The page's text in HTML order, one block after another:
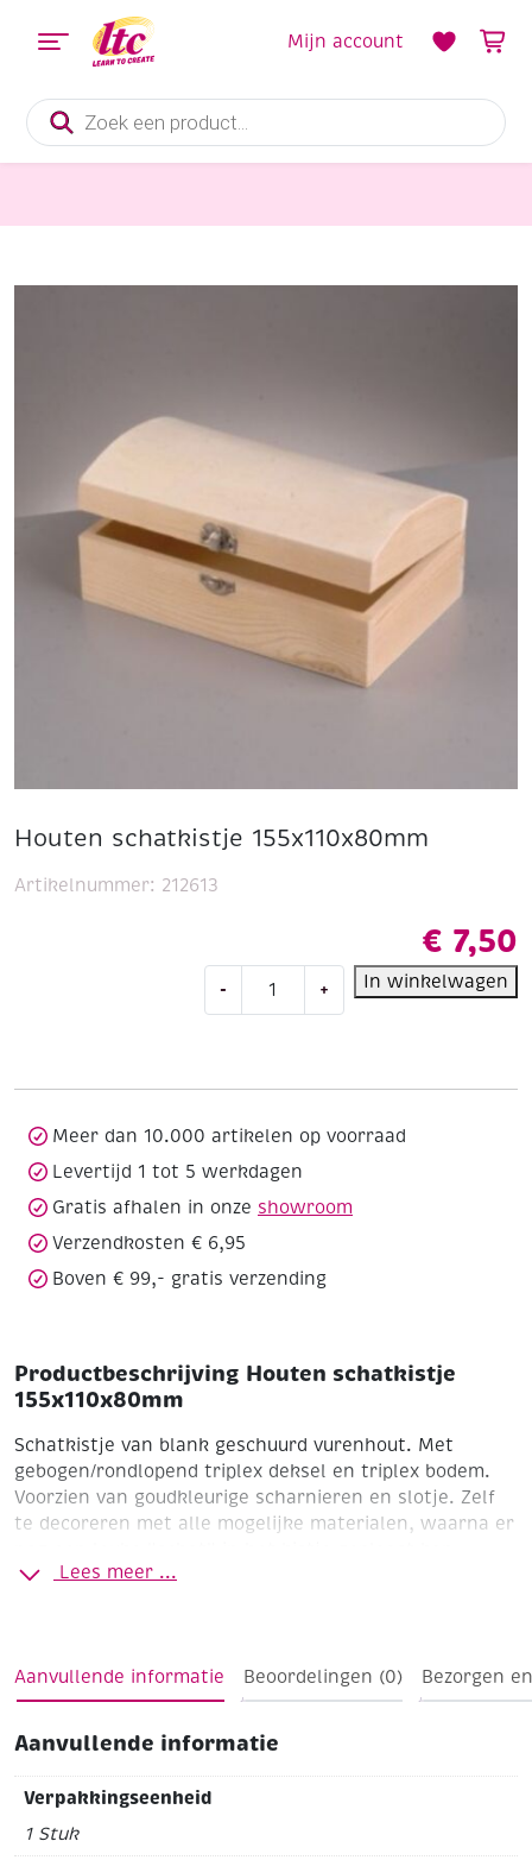
Producten
zoeken
Mijn account
Houten schatkistje 155x110x80mm
€ 7,50
-
schatkistje
+ In winkelwagen
Artikelnummer: 212613
Meer dan 10.000 artikelen op voorraad
Levertijd 1 tot 5 werkdagen
Gratis afhalen in onze showroom
Verzendkosten € 6,95
Boven € 99,- gratis verzending
Productbeschrijving Houten schatkistje
155x110x80mm
Schatkistje van blank geschuurd vurenhout. Met
gebogen/rondlopend triplex deksel en triplex bodem.
Voorzien van goudkleurige scharnieren en slotje. Zelf
te decoreren met alle mogelijke materialen, waarna er
worden. Veel verkocht artikel voor onder andere
Lees meer ...
Aanvullende informatie Beoordelingen (0) Bezorgen
Aanvullende informatie
Verpakkingseenheid
1 Stuk